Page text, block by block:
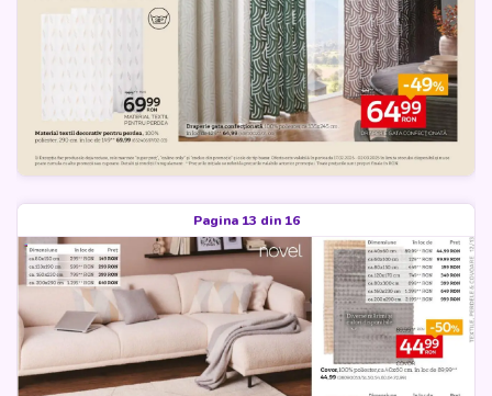
Pagina 13 din 16